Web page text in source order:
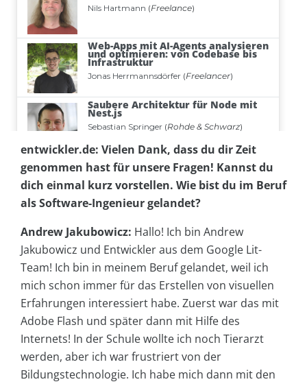
entwickler.de: Vielen Dank, dass du dir Zeit
genommen hast für unsere Fragen! Kannst du
dich einmal kurz vorstellen. Wie bist du im Beruf
als Software-Ingenieur gelandet?
Andrew Jakubowicz: Hallo! Ich bin Andrew
Jakubowicz und Entwickler aus dem Google Lit-
Team! Ich bin in meinem Beruf gelandet, weil ich
mich schon immer für das Erstellen von visuellen
Erfahrungen interessiert habe. Zuerst war das mit
Adobe Flash und später dann mit Hilfe des
Internets! In der Schule wollte ich noch Tierarzt
werden, aber ich war frustriert von der
Bildungstechnologie. Ich habe mich dann mit den